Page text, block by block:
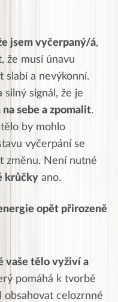
jsem vyčerpaný/á,
že musí únavu
slabí a nevýkonní.
signál, že je
sebe a zpomalit.
by mohlo
vyčerpání se
změnu. Není nutné
krůčky ano.
opět přirozeně
vaše tělo vyživí a
pomáhá k tvorbě
obsahovat celozrnné